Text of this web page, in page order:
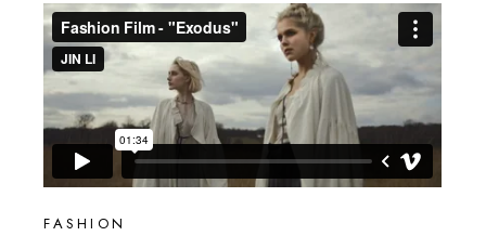
FASHION